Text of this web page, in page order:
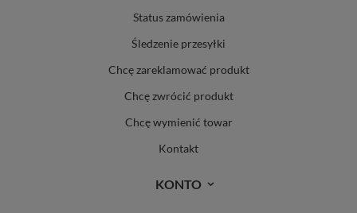
Status zamówienia
Śledzenie przesyłki
Chcę zareklamować produkt
Chcę zwrócić produkt
Chcę wymienić towar
Kontakt
KONTO